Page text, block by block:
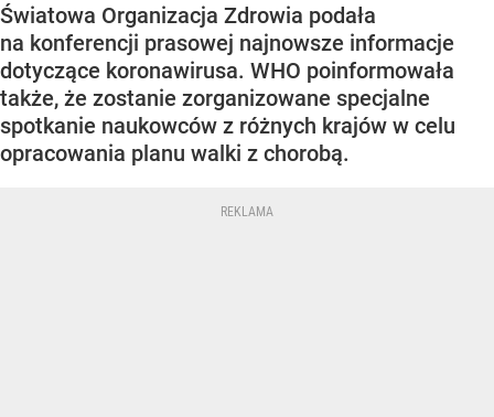
Światowa Organizacja Zdrowia podała
na konferencji prasowej najnowsze informacje
dotyczące koronawirusa. WHO poinformowała
także, że zostanie zorganizowane specjalne
spotkanie naukowców z różnych krajów w celu
opracowania planu walki z chorobą.